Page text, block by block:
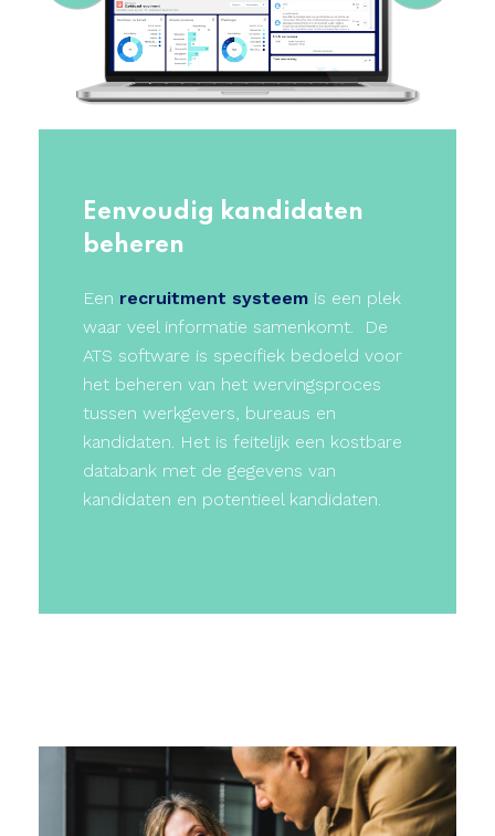
Eenvoudig kandidaten
beheren
Een recruitment systeem is een plek
waar veel informatie samenkomt. De
ATS software is specifiek bedoeld voor
het beheren van het wervingsproces
tussen werkgevers, bureaus en
kandidaten. Het is feitelijk een kostbare
databank met de gegevens van
kandidaten en potentieel kandidaten.